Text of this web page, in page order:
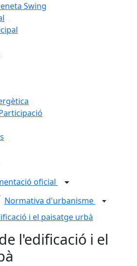
Swing
oficial
Normativa d'urbanisme
i el paisatge urbà
l'edificació i el